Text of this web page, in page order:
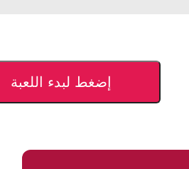
إضغط لبدء اللعبة